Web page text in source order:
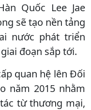
Quốc Lee Jae
sẽ tạo nền tảng
nước phát triển
đoạn sắp tới.
quan hệ lên Đối
năm 2015 nhằm
từ thương mại,